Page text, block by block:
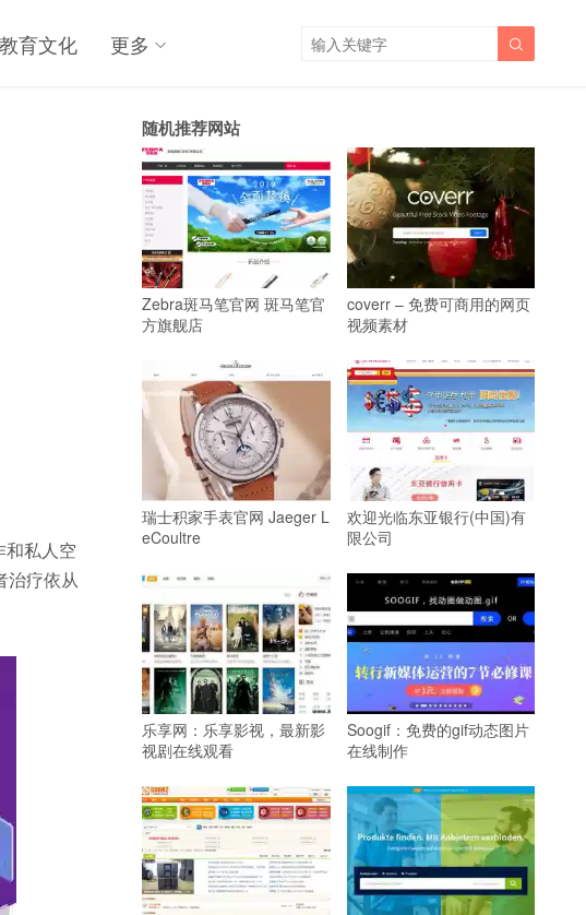
教育文化 更多 
私人空
治疗依从
随机推荐网站
Zebra斑马笔官网 斑马笔官
方旗舰店
coverr – 免费可商用的网页
视频素材
瑞士积家手表官网 Jaeger L
eCoultre
欢迎光临东亚银行(中国)有
限公司
乐享网：乐享影视，最新影
视剧在线观看
Soogif：免费的gif动态图片
在线制作